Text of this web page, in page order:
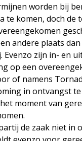
worden bij
te komen, doch de
andere plaats
Evenzo zijn in- en
op een
of namens
in ontvangst
moment van
de zaak niet in